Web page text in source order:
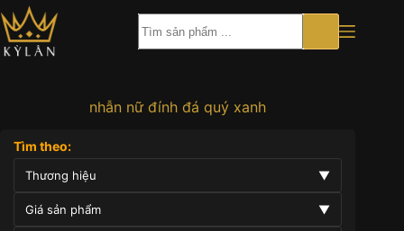
Chuyển
đến
phần
nội
nhẫn nữ đính đá quý xanh
Tìm theo:
Thương hiệu ▼
Giá sản phẩm ▼